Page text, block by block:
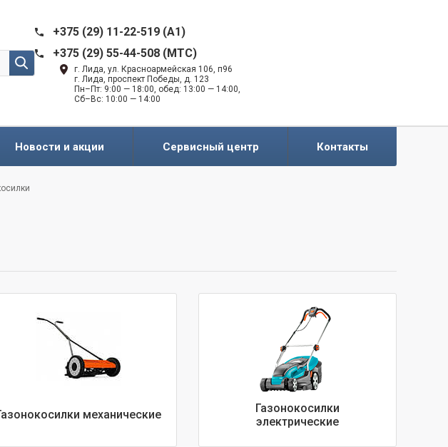
+375 (29) 11-22-519 (A1)
+375 (29) 55-44-508 (MTC)
г. Лида, ул. Красноармейская 106, п96
г. Лида, проспект Победы, д. 123
Пн–Пт: 9:00 — 18:00, обед: 13:00 — 14:00,
Сб–Вс: 10:00 — 14:00
Новости и акции Сервисный центр Контакты
механические
Газонокосилки
электрические